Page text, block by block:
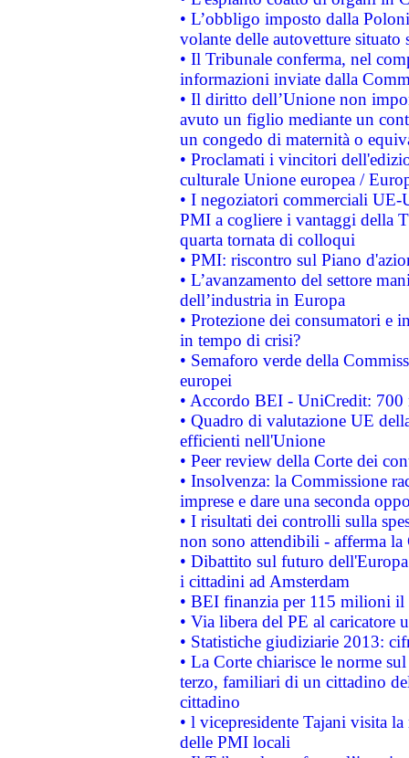
• L’obbligo imposto dalla
volante delle autovetture
• Il Tribunale conferma, nel
informazioni inviate dalla
• Il diritto dell’Unione non
avuto un figlio mediante un
un congedo di maternità o
• Proclamati i vincitori
culturale Unione europea /
• I negoziatori commerciali UE-
PMI a cogliere i vantaggi della
quarta tornata di colloqui
• PMI: riscontro sul Piano
• L’avanzamento del settore
dell’industria in Europa
• Protezione dei consumatori e
in tempo di crisi?
• Semaforo verde della
europei
• Accordo BEI - UniCredit:
• Quadro di valutazione UE
efficienti nell'Unione
• Peer review della Corte dei
• Insolvenza: la Commissione
imprese e dare una seconda
• I risultati dei controlli sulla
non sono attendibili - afferma la
• Dibattito sul futuro
i cittadini ad Amsterdam
• BEI finanzia per 115 milioni
• Via libera del PE al caricatore
• Statistiche giudiziarie 2013:
• La Corte chiarisce le norme
terzo, familiari di un cittadino
cittadino
• l vicepresidente Tajani visita
delle PMI locali